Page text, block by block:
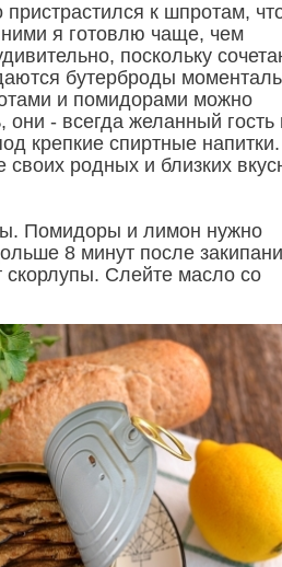
к шпротам,
ними я готовлю чаще, чем
поскольку
бутерброды
и помидорами можно
они - всегда желанный гость
крепкие спиртные напитки.
своих родных и близких
Помидоры и лимон нужно
8 минут после
скорлупы. Слейте масло со